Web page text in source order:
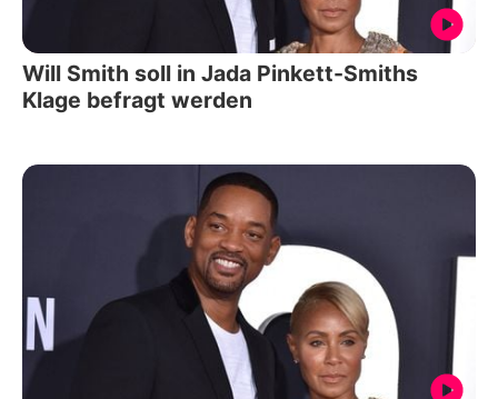
Will Smith soll in Jada Pinkett-Smiths
Klage befragt werden